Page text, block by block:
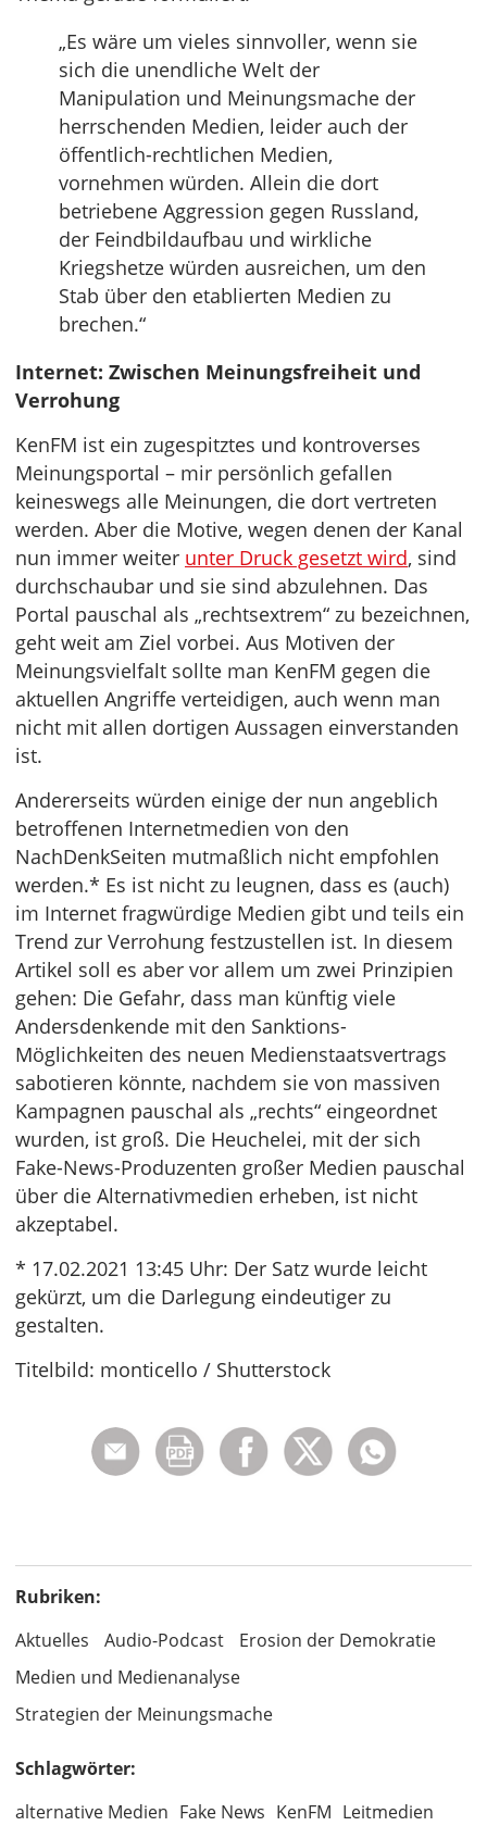
„Es wäre um vieles sinnvoller, wenn sie
sich die unendliche Welt der
Manipulation und Meinungsmache der
herrschenden Medien, leider auch der
öffentlich-rechtlichen Medien,
vornehmen würden. Allein die dort
betriebene Aggression gegen Russland,
der Feindbildaufbau und wirkliche
Kriegshetze würden ausreichen, um den
Stab über den etablierten Medien zu
brechen.“
Internet: Zwischen Meinungsfreiheit und
Verrohung
KenFM ist ein zugespitztes und kontroverses
Meinungsportal – mir persönlich gefallen
keineswegs alle Meinungen, die dort vertreten
werden. Aber die Motive, wegen denen der Kanal
nun immer weiter unter Druck gesetzt wird, sind
durchschaubar und sie sind abzulehnen. Das
Portal pauschal als „rechtsextrem“ zu bezeichnen,
geht weit am Ziel vorbei. Aus Motiven der
Meinungsvielfalt sollte man KenFM gegen die
aktuellen Angriffe verteidigen, auch wenn man
nicht mit allen dortigen Aussagen einverstanden
ist.
Andererseits würden einige der nun angeblich
betroffenen Internetmedien von den
NachDenkSeiten mutmaßlich nicht empfohlen
werden.* Es ist nicht zu leugnen, dass es (auch)
im Internet fragwürdige Medien gibt und teils ein
Trend zur Verrohung festzustellen ist. In diesem
Artikel soll es aber vor allem um zwei Prinzipien
gehen: Die Gefahr, dass man künftig viele
Andersdenkende mit den Sanktions-
Möglichkeiten des neuen Medienstaatsvertrags
sabotieren könnte, nachdem sie von massiven
Kampagnen pauschal als „rechts“ eingeordnet
wurden, ist groß. Die Heuchelei, mit der sich
Fake-News-Produzenten großer Medien pauschal
über die Alternativmedien erheben, ist nicht
akzeptabel.
* 17.02.2021 13:45 Uhr: Der Satz wurde leicht
gekürzt, um die Darlegung eindeutiger zu
gestalten.
Titelbild: monticello / Shutterstock
Rubriken:
Aktuelles
Audio-Podcast
Erosion der Demokratie
Medien und Medienanalyse
Strategien der Meinungsmache
Schlagwörter:
alternative Medien Fake News KenFM Leitmedien